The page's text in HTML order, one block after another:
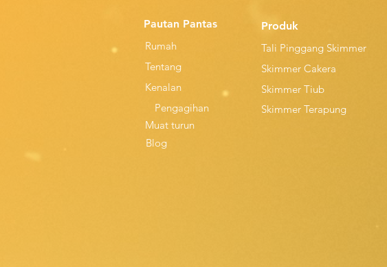
Pautan Pantas
Rumah
Tentang
Kenalan
Pengagihan
Muat turun
Blog
Produk
Tali Pinggang Skimmer
Skimmer Cakera
Skimmer Tiub
Skimmer Terapung